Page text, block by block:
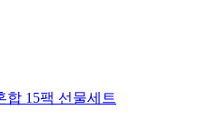
합 15팩 선물세트